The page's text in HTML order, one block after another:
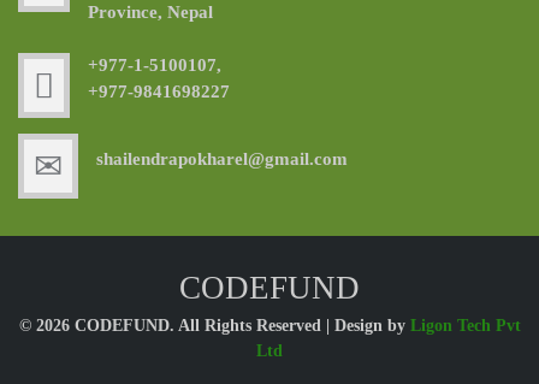
Province, Nepal
+977-1-5100107,
+977-9841698227
shailendrapokharel@gmail.com
CODEFUND
© 2026 CODEFUND. All Rights Reserved | Design by Ligon Tech Pvt
Ltd